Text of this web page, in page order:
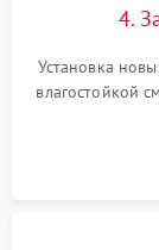
4.
Установка
влагостойкой
или